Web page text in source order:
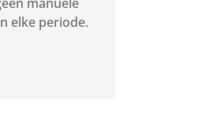
elke periode.